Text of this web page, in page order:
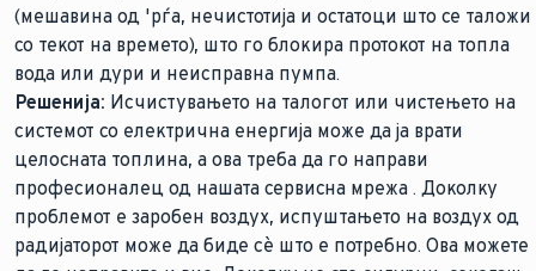
(мешавина од 'рѓа, нечистотија и остатоци што се таложи
со текот на времето), што го блокира протокот на топла
вода или дури и неисправна пумпа.
Решенија: Исчистувањето на талогот или чистењето на
системот со електрична енергија може да ја врати
целосната топлина, а ова треба да го направи
професионалец од нашата сервисна мрежа . Доколку
проблемот е заробен воздух, испуштањето на воздух од
радијаторот може да биде сè што е потребно. Ова можете